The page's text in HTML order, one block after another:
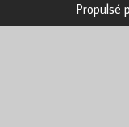
Propulsé